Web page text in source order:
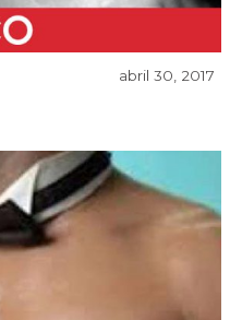
abril 30, 2017